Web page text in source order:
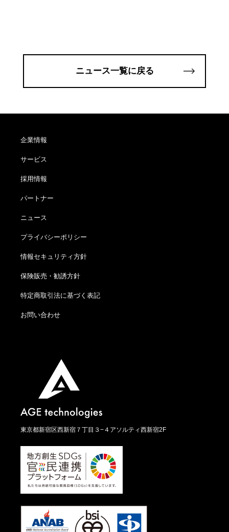
ニュース一覧に戻る
企業情報
サービス
採用情報
パートナー
ニュース
プライバシーポリシー
情報セキュリティ方針
保険販売・勧誘方針
特定商取引法に基づく表記
お問い合わせ
東京都新宿区西新宿７丁目３−４アソルティ西新宿2F